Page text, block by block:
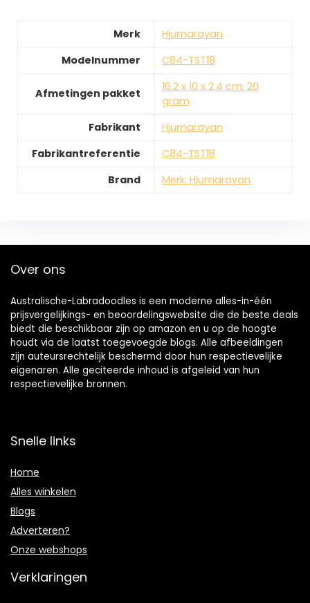
Merk
‎Hjumarayan
Modelnummer
‎C84-TST18
Afmetingen pakket
‎16.2 x 10 x 2.4 cm; 20
gram
Fabrikant
‎Hjumarayan
Fabrikantreferentie
‎C84-TST18
Brand
Merk: Hjumarayan
Over ons
Australische-Labradoodles is een moderne alles-in-één
prijsvergelijkings- en beoordelingswebsite die de beste deals
biedt die beschikbaar zijn op amazon en u op de hoogte
houdt via de laatst toegevoegde blogs. Alle afbeeldingen
zijn auteursrechtelijk beschermd door hun respectievelijke
eigenaren. Alle geciteerde inhoud is afgeleid van hun
respectievelijke bronnen.
Snelle links
Home
Alles winkelen
Blogs
Adverteren?
Onze webshops
Verklaringen